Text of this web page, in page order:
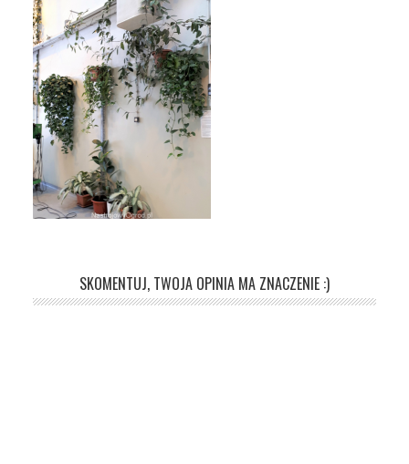
SKOMENTUJ, TWOJA OPINIA MA ZNACZENIE :)